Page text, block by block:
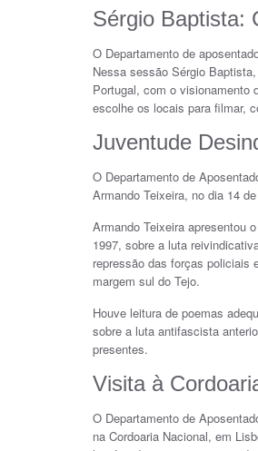
Sérgio Baptista:
O Departamento de
Nessa sessão Sérgio
Portugal, com o visionamento
escolhe os locais para filmar,
Juventude
O Departamento de
Armando Teixeira, no dia 14
Armando Teixeira apresentou
1997, sobre a luta
repressão das forças policiais
margem sul do Tejo.
Houve leitura de poemas
sobre a luta antifascista
presentes.
Visita à
O Departamento de
na Cordoaria Nacional, em